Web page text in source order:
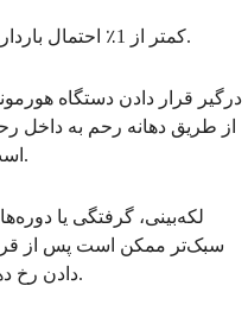
کمتر از 1٪ احتمال بارداری.
درگیر قرار دادن دستگاه
از طریق دهانه رحم به داخل
است.
لکه‌بینی، گرفتگی یا
سبک‌تر ممکن است پس از
دادن رخ دهد.